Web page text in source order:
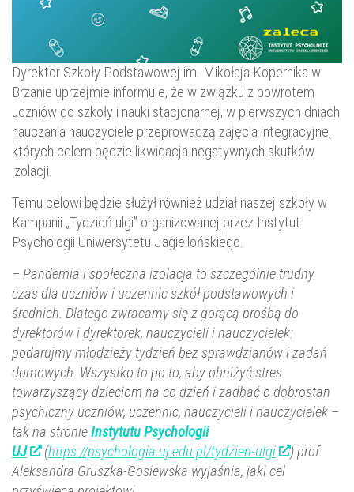
Dyrektor Szkoły Podstawowej im. Mikołaja Kopernika w
Brzanie uprzejmie informuje, że w związku z powrotem
uczniów do szkoły i nauki stacjonarnej, w pierwszych dniach
nauczania nauczyciele przeprowadzą zajęcia integracyjne,
których celem będzie likwidacja negatywnych skutków
izolacji.
Temu celowi będzie służył również udział naszej szkoły w
Kampanii „Tydzień ulgi” organizowanej przez Instytut
Psychologii Uniwersytetu Jagiellońskiego.
– Pandemia i społeczna izolacja to szczególnie trudny
czas dla uczniów i uczennic szkół podstawowych i
średnich. Dlatego zwracamy się z gorącą prośbą do
dyrektorów i dyrektorek, nauczycieli i nauczycielek:
podarujmy młodzieży tydzień bez sprawdzianów i zadań
domowych. Wszystko to po to, aby obniżyć stres
towarzyszący dzieciom na co dzień i zadbać o dobrostan
psychiczny uczniów, uczennic, nauczycieli i nauczycielek –
tak na stronieInstytutu Psychologii
UJ
(https://psychologia.uj.edu.pl/tydzien-ulgi
) prof.
Aleksandra Gruszka-Gosiewska wyjaśnia, jaki cel